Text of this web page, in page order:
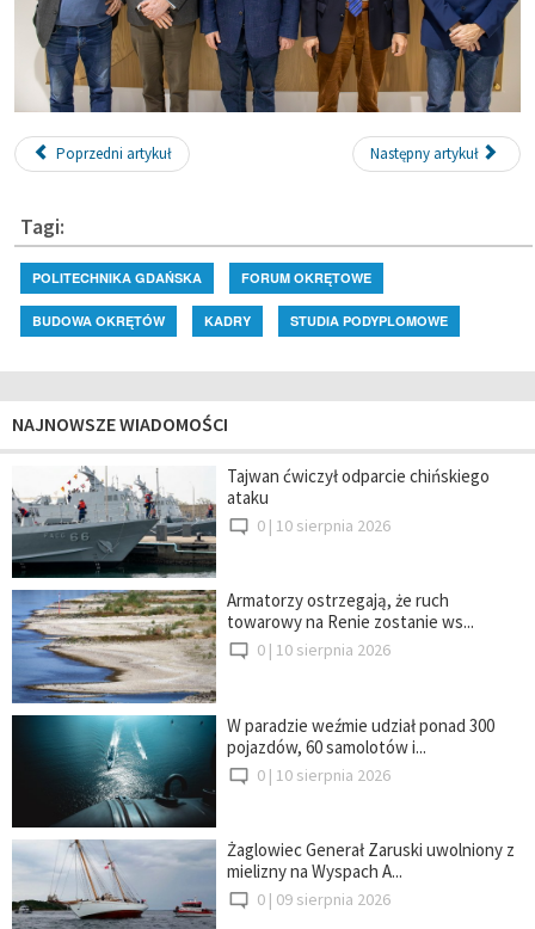
Poprzedni artykuł Następny artykuł
Tagi:
POLITECHNIKA GDAŃSKA FORUM OKRĘTOWE
BUDOWA OKRĘTÓW KADRY STUDIA PODYPLOMOWE
NAJNOWSZE WIADOMOŚCI
Tajwan ćwiczył odparcie chińskiego
ataku
0 | 10 sierpnia 2026
Armatorzy ostrzegają, że ruch
towarowy na Renie zostanie ws...
0 | 10 sierpnia 2026
W paradzie weźmie udział ponad 300
pojazdów, 60 samolotów i...
0 | 10 sierpnia 2026
Żaglowiec Generał Zaruski uwolniony z
mielizny na Wyspach A...
0 | 09 sierpnia 2026